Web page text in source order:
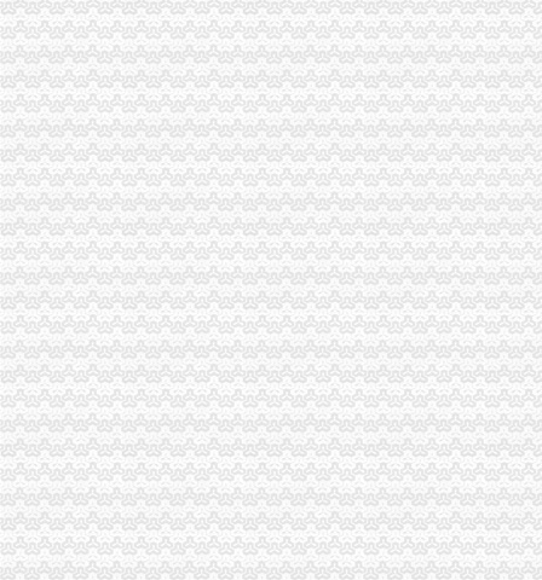
【光重庆】如何网上申领税务发票？_搜狐其它_搜狐网
重庆广告费发票
重庆发票查询真伪查询_重庆地方税务局_中华网
重庆公需科目继续教育网上缴费发票申请表
【图】重庆万州腾翼C30团购作业,有购车发票,申请加精_长城C30
重庆代理报税
重庆税务代理_重庆财税代理-重庆易登网
重庆财税疑难：重庆代理记帐报税300元起—重庆聚宝财务-重庆爱问
【全重庆代理公司注册、记账报税、疑难解决为您省钱省心】-渝中渝
22_重庆代理记账,重庆工商注册,代理记账报税_重庆恒茂投资管理有
重庆会计代理记帐、重庆财务税务咨询、重庆税务登记|纳税申报、重庆
重庆代理记账
重庆代账公司-重庆代理记帐-互动百科
重庆专业的财务记账代理公司重庆专业的财务记账代理公司-重庆远猷
重庆代理记账会计师招聘信息,重庆代理记账会计师招聘信息免费发布
页-重庆社保代办|重庆江北执照代办|重庆代理记帐|重庆财务咨询--023
重庆代理记帐-重庆会计代帐-中华机械网
重庆代账公司
重庆代账、需要代账的公司看过来【重庆代理记账吧】_百度贴吧
重庆北部新区代账,企业各种利润如何算_百度知道
重庆营业执照代办|重庆代理记账|重庆公司注册|重庆公司注册|重庆代
重庆代账公司-重庆会计代帐-中华机械网
重庆信义代账服务有限公司